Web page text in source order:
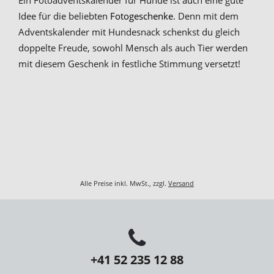
Idee für die beliebten Fotogeschenke. Denn mit dem
Adventskalender mit Hundesnack schenkst du gleich
doppelte Freude, sowohl Mensch als auch Tier werden
mit diesem Geschenk in festliche Stimmung versetzt!
Alle Preise inkl. MwSt., zzgl. Versand
+41 52 235 12 88